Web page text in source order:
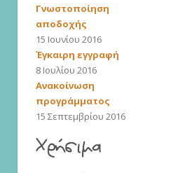
Γνωστοποίηση
αποδοχής
15 Ιουνίου 2016
Έγκαιρη εγγραφή
8 Ιουλίου 2016
Ανακοίνωση
προγράμματος
15 Σεπτεμβρίου 2016